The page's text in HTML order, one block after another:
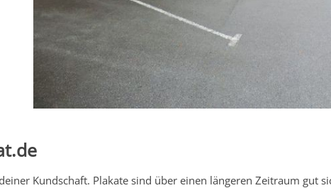
Kundschaft. Plakate sind über einen längeren Zeitraum gut